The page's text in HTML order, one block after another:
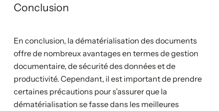
Conclusion
En conclusion, la dématérialisation des documents
offre de nombreux avantages en termes de gestion
documentaire, de sécurité des données et de
productivité. Cependant, il est important de prendre
certaines précautions pour s’assurer que la
dématérialisation se fasse dans les meilleures